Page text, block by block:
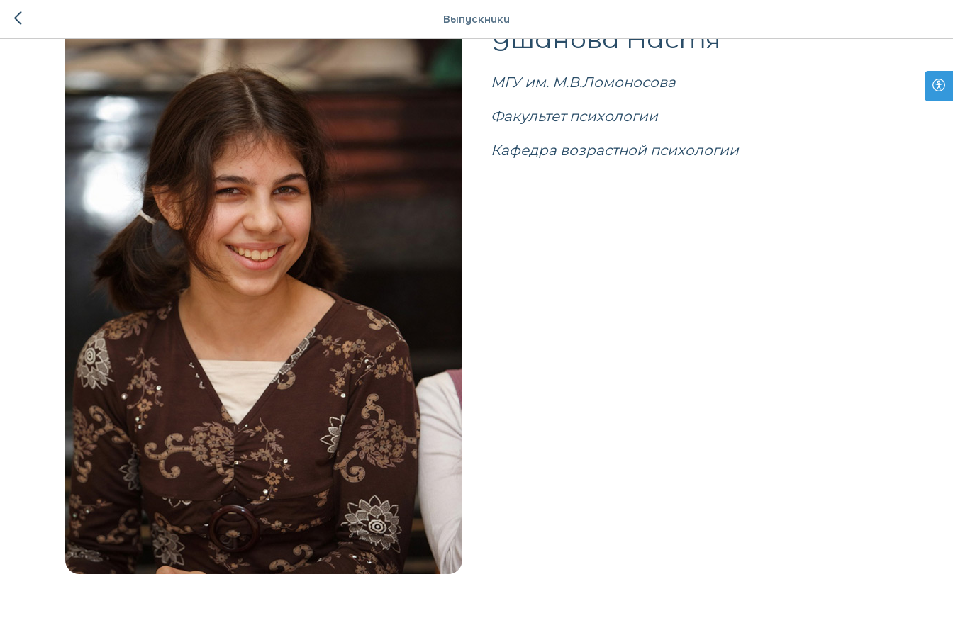
Выпускники
Ушанова Настя
МГУ им. М.В.Ломоносова
Факультет психологии
Кафедра возрастной психологии